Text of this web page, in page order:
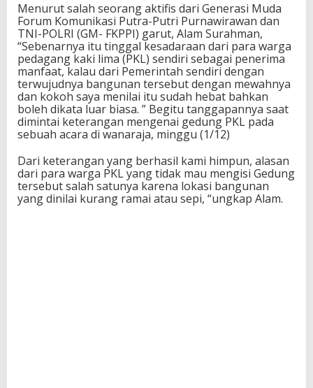
Menurut salah seorang aktifis dari Generasi Muda
Forum Komunikasi Putra-Putri Purnawirawan dan
TNI-POLRI (GM- FKPPI) garut, Alam Surahman,
“Sebenarnya itu tinggal kesadaraan dari para warga
pedagang kaki lima (PKL) sendiri sebagai penerima
manfaat, kalau dari Pemerintah sendiri dengan
terwujudnya bangunan tersebut dengan mewahnya
dan kokoh saya menilai itu sudah hebat bahkan
boleh dikata luar biasa. ” Begitu tanggapannya saat
dimintai keterangan mengenai gedung PKL pada
sebuah acara di wanaraja, minggu (1/12)
Dari keterangan yang berhasil kami himpun, alasan
dari para warga PKL yang tidak mau mengisi Gedung
tersebut salah satunya karena lokasi bangunan
yang dinilai kurang ramai atau sepi, “ungkap Alam.